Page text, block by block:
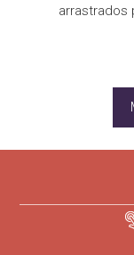
arrastrados